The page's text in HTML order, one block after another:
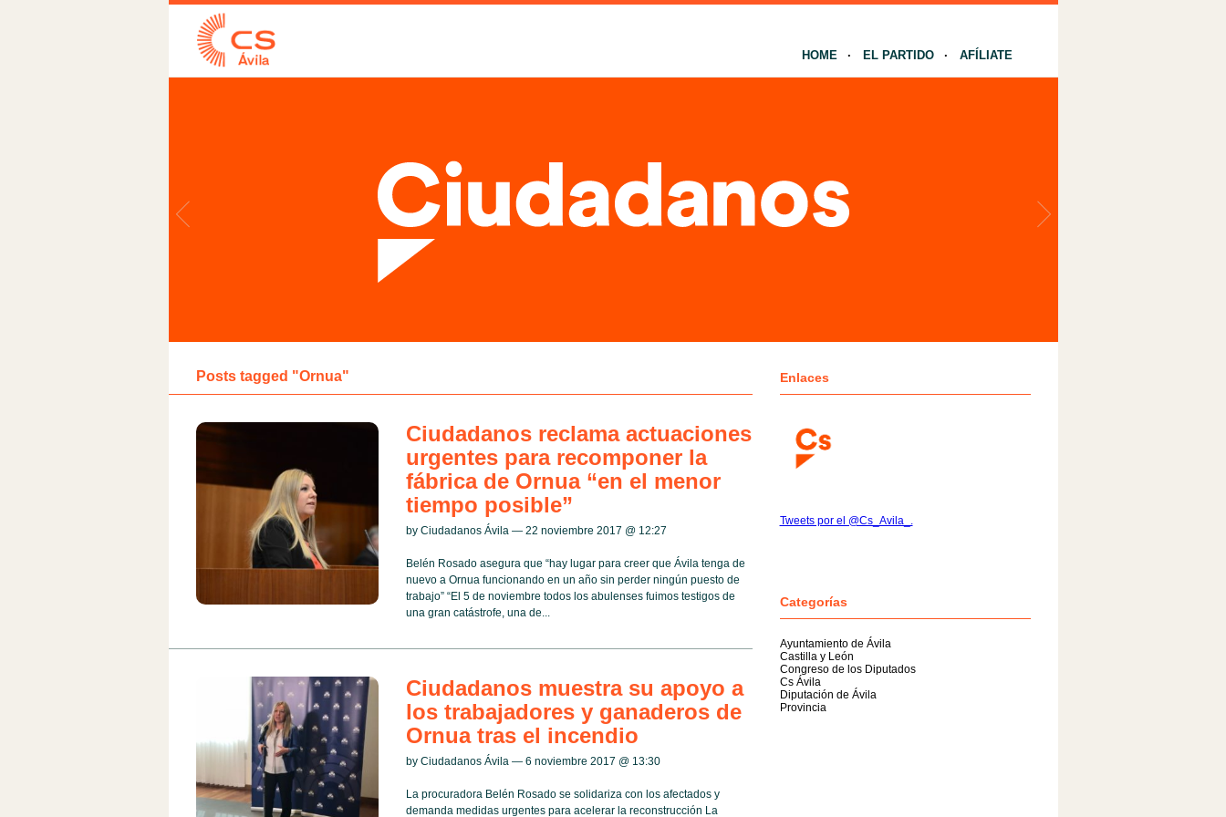
HOME EL PARTIDO AFÍLIATE
Posts tagged "Ornua"
Ciudadanos reclama actuaciones
urgentes para recomponer la
fábrica de Ornua “en el menor
tiempo posible”
by Ciudadanos Ávila — 22 noviembre 2017 @ 12:27
Belén Rosado asegura que “hay lugar para creer que Ávila tenga de
nuevo a Ornua funcionando en un año sin perder ningún puesto de
trabajo” “El 5 de noviembre todos los abulenses fuimos testigos de
una gran catástrofe, una de...
Ciudadanos muestra su apoyo a
los trabajadores y ganaderos de
Ornua tras el incendio
by Ciudadanos Ávila — 6 noviembre 2017 @ 13:30
La procuradora Belén Rosado se solidariza con los afectados y
demanda medidas urgentes para acelerar la reconstrucción La
Enlaces
Tweets por el @Cs_Avila_.
Categorías
Ayuntamiento de Ávila
Castilla y León
Congreso de los Diputados
Cs Ávila
Diputación de Ávila
Provincia